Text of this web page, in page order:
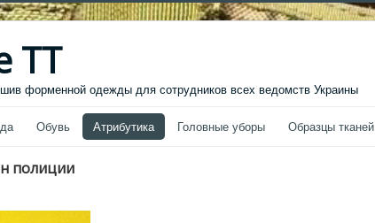
ТТ
форменной одежды для сотрудников всех ведомств Украины
Обувь Атрибутика Головные уборы Образцы тканей
полиции